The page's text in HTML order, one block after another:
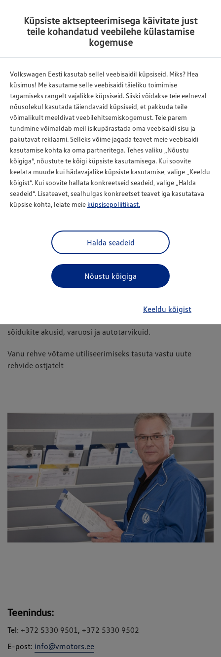
Tehnika alased küsimused.
Keskkonnainfo.
Pakume tasuta nõuandeid ja konsultatsioone teie
Volkswagen remondi või kasutuse kohta. Esitage oma
küsimus e-posti teel, helistades või täites kontaktvormi!
Volkswagen hoiab keskkonna puhtana.
Vastavalt Eestis kehtivale Jäätmeseadusele on
mootorisõiduki tootja kohustatud tagama tema
valmistatud, edasimüüdud või sisseveetud toodetest
või nende kõrvaldamise. Samuti nõuab jäätmeseadus
mootorsõidukite viimisel vanametalli kokkuostu või
lammutuskotta autoregistrikeskuse tõendit sõiduki arvelt
kustutamise kohta.
Volkswageni sõiduki utiliseerimissooviga võtke ühendust
sõidukite akusid, varuosi ja autotarvikuid.
Vanu rehve võtame utiliseerimiseks tasuta vastu uute
rehvide ostjatelt
Teenindus:
Tel: +372 5330 9501, +372 5330 9502
E-post: info@vmotors.ee
Tagasi
Küpsiste aktsepteerimisega käivitate just
teile kohandatud veebilehe külastamise
kogemuse
Volkswagen Eesti kasutab sellel veebisaidil küpsiseid. Miks? Hea
küsimus! Me kasutame selle veebisaidi täieliku toimimise
tagamiseks rangelt vajalikke küpsiseid. Siiski võidakse teie eelneval
nõusolekul kasutada täiendavaid küpsiseid, et pakkuda teile
võimalikult meeldivat veebilehitsemiskogemust. Teie parem
tundmine võimaldab meil isikupärastada oma veebisaidi sisu ja
pakutavat reklaami. Selleks võime jagada teavet meie veebisaidi
kasutamise kohta ka oma partneritega. Tehes valiku „Nõustu
kõigiga“, nõustute te kõigi küpsiste kasutamisega. Kui soovite
keelata muude kui hädavajalike küpsiste kasutamise, valige „Keeldu
kõigist“. Kui soovite hallata konkreetseid seadeid, valige „Halda
seadeid“. Lisateavet, sealhulgas konkreetset teavet iga kasutatava
küpsise kohta, leiate meie küpsisepoliitikast.
Halda seadeid
Nõustu kõigiga
Keeldu kõigist